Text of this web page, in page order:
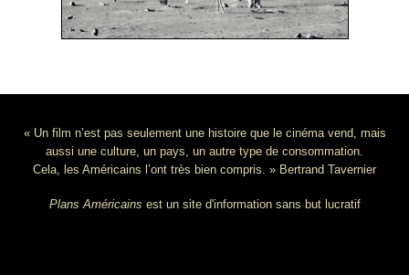
« Un film n’est pas seulement une histoire que le cinéma vend, mais
aussi une culture, un pays, un autre type de consommation.
Cela, les Américains l’ont très bien compris. » Bertrand Tavernier
Plans Américains est un site d'information sans but lucratif